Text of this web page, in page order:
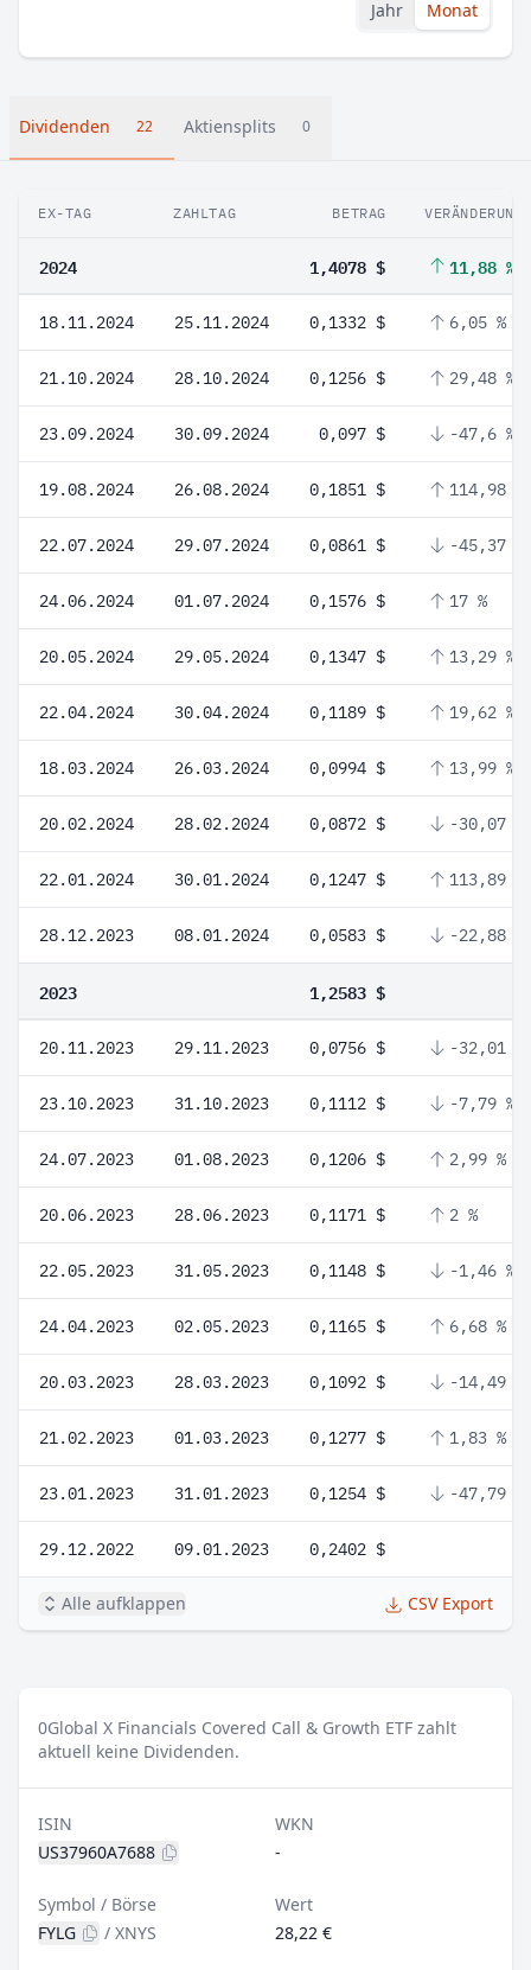
Jahr Monat
Dividenden 22 Aktiensplits 0
EX-TAG ZAHLTAG BETRAG VERÄNDERUNG
2024 1,4078 $ 11,88 %
18.11.2024 25.11.2024 0,1332 $ 6,05 %
21.10.2024 28.10.2024 0,1256 $ 29,48 %
23.09.2024 30.09.2024 0,097 $ -47,6 %
19.08.2024 26.08.2024 0,1851 $ 114,98 %
22.07.2024 29.07.2024 0,0861 $ -45,37 %
24.06.2024 01.07.2024 0,1576 $ 17 %
20.05.2024 29.05.2024 0,1347 $ 13,29 %
22.04.2024 30.04.2024 0,1189 $ 19,62 %
18.03.2024 26.03.2024 0,0994 $ 13,99 %
20.02.2024 28.02.2024 0,0872 $ -30,07 %
22.01.2024 30.01.2024 0,1247 $ 113,89 %
28.12.2023 08.01.2024 0,0583 $ -22,88 %
2023 1,2583 $
20.11.2023 29.11.2023 0,0756 $ -32,01 %
23.10.2023 31.10.2023 0,1112 $ -7,79 %
24.07.2023 01.08.2023 0,1206 $ 2,99 %
20.06.2023 28.06.2023 0,1171 $ 2 %
22.05.2023 31.05.2023 0,1148 $ -1,46 %
24.04.2023 02.05.2023 0,1165 $ 6,68 %
20.03.2023 28.03.2023 0,1092 $ -14,49 %
21.02.2023 01.03.2023 0,1277 $ 1,83 %
23.01.2023 31.01.2023 0,1254 $ -47,79 %
29.12.2022 09.01.2023 0,2402 $
Alle aufklappen CSV Export
0Global X Financials Covered Call & Growth ETF zahlt
aktuell keine Dividenden.
ISIN
US37960A7688
WKN
-
Symbol / Börse
FYLG
/ XNYS
Wert
28,22 €